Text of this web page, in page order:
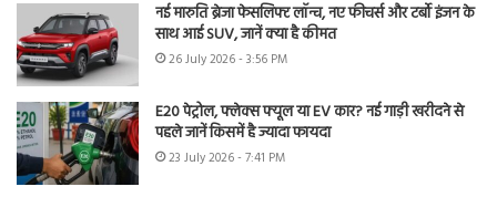
नई मारुति ब्रेजा फेसलिफ्ट लॉन्च, नए फीचर्स और टर्बो इंजन के
साथ आई SUV, जानें क्या है कीमत
26 July 2026 - 3:56 PM
E20 पेट्रोल, फ्लेक्स फ्यूल या EV कार? नई गाड़ी खरीदने से
पहले जानें किसमें है ज्यादा फायदा
23 July 2026 - 7:41 PM